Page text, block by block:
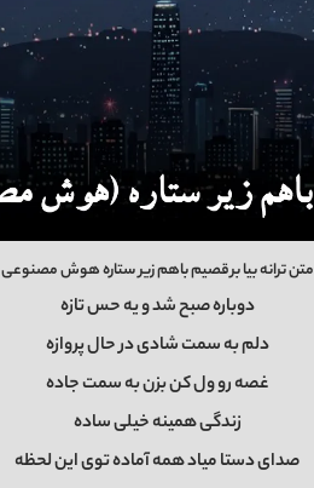
متن ترانه بیا برقصیم باهم زیر ستاره هوش مصنوعی
دوباره صبح شد و یه حس تازه
دلم به سمت شادی در حال پروازه
غصه رو ول کن بزن به سمت جاده
زندگی همینه خیلی ساده
صدای دستا میاد همه آماده توی این لحظه